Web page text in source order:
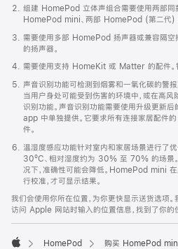
打
开)
组建 HomePod 立体声组合需要使用两部同
HomePod mini、两部 HomePod (第二代)
需要使用多部 HomePod 扬声器或兼容隔空
的扬声器。
需要使用支持 HomeKit 或 Matter 的配件。
声音识别功能可检测到烟雾和一氧化碳的警报
当用户身处可能受到伤害的环境中，或在高风
识别功能。声音识别功能需要使用升级更新
app 中单独提供。它要求所有连接家居配件
件。
温湿度感应功能针对室内和家居场景进行了
30ºC、相对湿度约为 30% 至 70% 的场景
况下，准确性可能会降低。HomePod mini
行校准，才可显示结果。
我们会使用你所在位置，为你更快显示送货选项
访问 Apple 网站时输入的位置信息，找到了你的
HomePod 购买 HomePod